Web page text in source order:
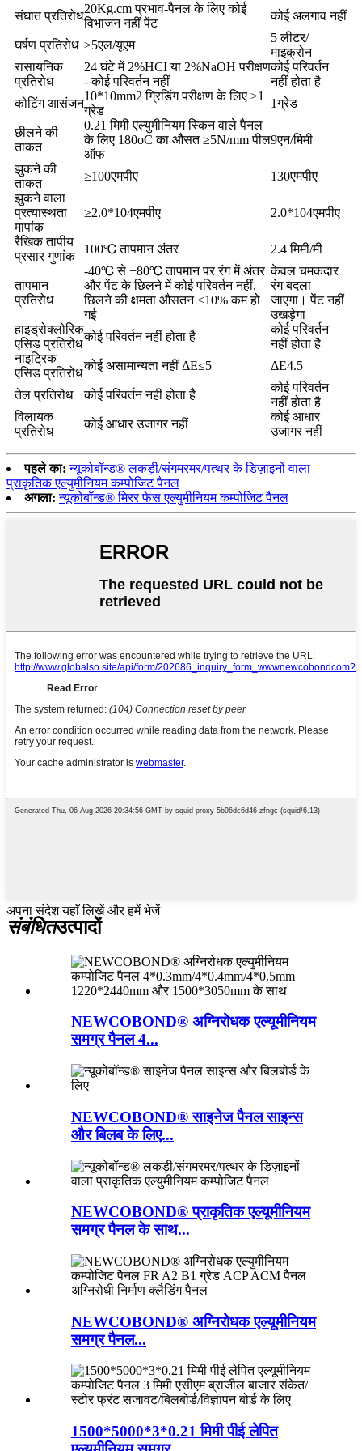
संघात प्रतिरोध
20Kg.cm प्रभाव-पैनल के लिए कोई
विभाजन नहीं पेंट
कोई अलगाव नहीं
घर्षण प्रतिरोध ≥5एल/यूएम
5 लीटर/
माइक्रोन
रासायनिक
प्रतिरोध
24 घंटे में 2%HCI या 2%NaOH परीक्षण
- कोई परिवर्तन नहीं
कोई परिवर्तन
नहीं होता है
कोटिंग आसंजन
10*10mm2 ग्रिडिंग परीक्षण के लिए ≥1
ग्रेड
1ग्रेड
छीलने की
ताकत
0.21 मिमी एल्युमीनियम स्किन वाले पैनल
के लिए 180oC का औसत ≥5N/mm पील
ऑफ
9एन/मिमी
झुकने की
ताकत
≥100एमपीए
130एमपीए
झुकने वाला
प्रत्यास्थता
मापांक
≥2.0*104एमपीए 2.0*104एमपीए
रैखिक तापीय
प्रसार गुणांक
100℃ तापमान अंतर 2.4 मिमी/मी
तापमान
प्रतिरोध
-40℃ से +80℃ तापमान पर रंग में अंतर
और पेंट के छिलने में कोई परिवर्तन नहीं,
छिलने की क्षमता औसतन ≤10% कम हो
गई
केवल चमकदार
रंग बदला
जाएगा। पेंट नहीं
उखड़ेगा
हाइड्रोक्लोरिक
एसिड प्रतिरोध
कोई परिवर्तन नहीं होता है
कोई परिवर्तन
नहीं होता है
नाइट्रिक
एसिड प्रतिरोध
कोई असामान्यता नहीं ΔE≤5 ΔE4.5
तेल प्रतिरोध कोई परिवर्तन नहीं होता है
कोई परिवर्तन
नहीं होता है
विलायक
प्रतिरोध
कोई आधार उजागर नहीं
कोई आधार
उजागर नहीं
पहले का: न्यूकोबॉन्ड® लकड़ी/संगमरमर/पत्थर के डिज़ाइनों वाला
प्राकृतिक एल्युमीनियम कम्पोजिट पैनल
अगला: न्यूकोबॉन्ड® मिरर फेस एल्युमीनियम कम्पोजिट पैनल
अपना संदेश यहाँ लिखें और हमें भेजें
संबंधितउत्पादों
NEWCOBOND® अग्निरोधक एल्यूमीनियम
समग्र पैनल 4...
NEWCOBOND® साइनेज पैनल साइन्स
और बिलब के लिए...
NEWCOBOND® प्राकृतिक एल्यूमीनियम
समग्र पैनल के साथ...
NEWCOBOND® अग्निरोधक एल्यूमीनियम
समग्र पैनल...
1500*5000*3*0.21 मिमी पीई लेपित